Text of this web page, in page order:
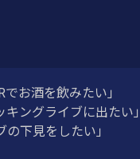
でお酒を飲みたい」
キングライブに出たい」
の下見をしたい」